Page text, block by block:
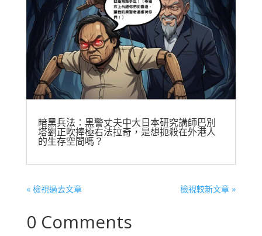
暗黑兵法：黑警丈夫中大日本研究講師巴別
塔劉正吹捧極右法拉奇，是想扼殺在外港人
的生存空間嗎？
« 檢視過去文章 檢視較新文章 »
0 Comments